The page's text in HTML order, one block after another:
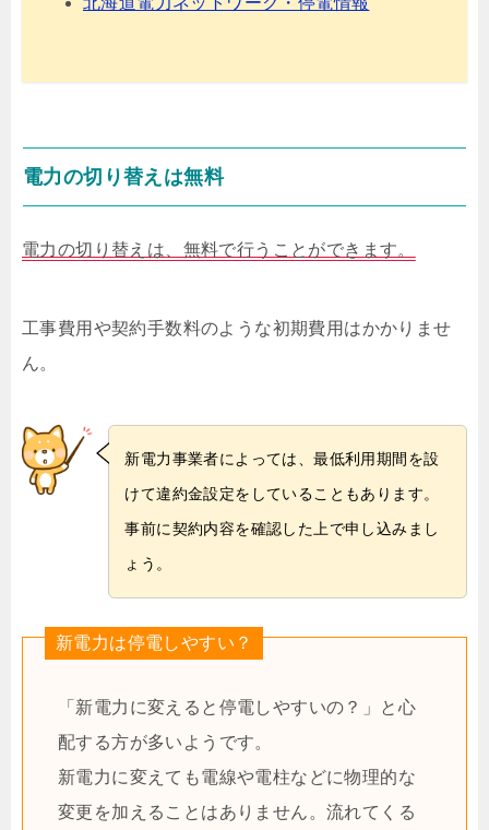
電力の切り替えは無料
電力の切り替えは、無料で行うことができます。
工事費用や契約手数料のような初期費用はかかりませ
ん。
新電力事業者によっては、最低利用期間を設
けて違約金設定をしていることもあります。
事前に契約内容を確認した上で申し込みまし
ょう。
新電力は停電しやすい？
「新電力に変えると停電しやすいの？」と心
配する方が多いようです。
新電力に変えても電線や電柱などに物理的な
変更を加えることはありません。流れてくる